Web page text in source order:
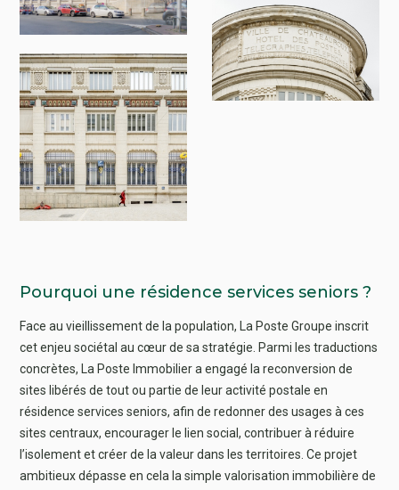
Pourquoi une résidence services seniors ?
Face au vieillissement de la population, La Poste Groupe inscrit
cet enjeu sociétal au cœur de sa stratégie. Parmi les traductions
concrètes, La Poste Immobilier a engagé la reconversion de
sites libérés de tout ou partie de leur activité postale en
résidence services seniors, afin de redonner des usages à ces
sites centraux, encourager le lien social, contribuer à réduire
l’isolement et créer de la valeur dans les territoires. Ce projet
ambitieux dépasse en cela la simple valorisation immobilière de